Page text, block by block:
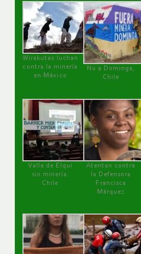
Wirakutas luchan
contra la minería
en México
No a Dominga,
Chile
Valle de Elqui
sin minería.
Chile
Atentan contra
la Defensora
Francisca
Márquez